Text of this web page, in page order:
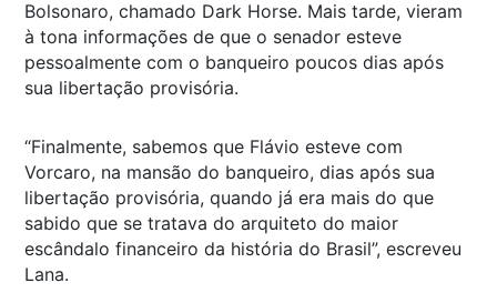
Bolsonaro, chamado Dark Horse. Mais tarde, vieram
à tona informações de que o senador esteve
pessoalmente com o banqueiro poucos dias após
sua libertação provisória.
“Finalmente, sabemos que Flávio esteve com
Vorcaro, na mansão do banqueiro, dias após sua
libertação provisória, quando já era mais do que
sabido que se tratava do arquiteto do maior
escândalo financeiro da história do Brasil”, escreveu
Lana.